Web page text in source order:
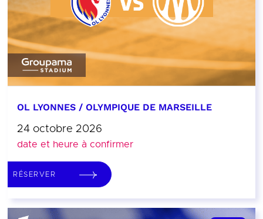
OL LYONNES / OLYMPIQUE DE MARSEILLE
24 octobre 2026
date et heure à confirmer
RÉSERVER